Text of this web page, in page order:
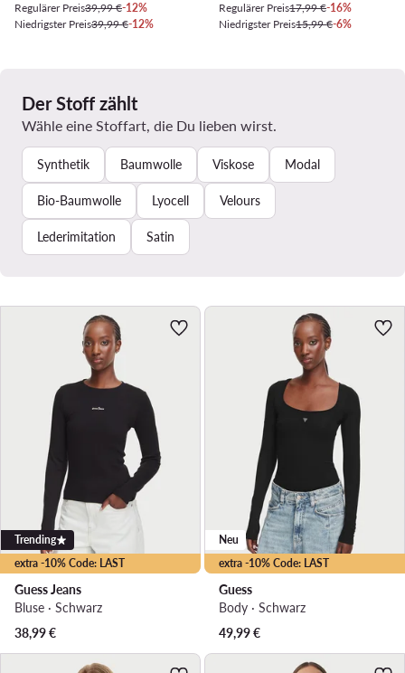
Regulärer Preis39,99 €-12%
Niedrigster Preis39,99 €-12%
Regulärer Preis17,99 €-16%
Niedrigster Preis15,99 €-6%
Der Stoff zählt
Wähle eine Stoffart, die Du lieben wirst.
Synthetik Baumwolle Viskose Modal
Bio-Baumwolle Lyocell Velours
Lederimitation Satin
extra -10% Code: LAST
Trending
Guess Jeans
Bluse · Schwarz
38,99€
extra -10% Code: LAST
Neu
Guess
Body · Schwarz
49,99€